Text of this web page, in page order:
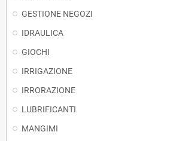
GESTIONE NEGOZI
IDRAULICA
GIOCHI
IRRIGAZIONE
IRRORAZIONE
LUBRIFICANTI
MANGIMI